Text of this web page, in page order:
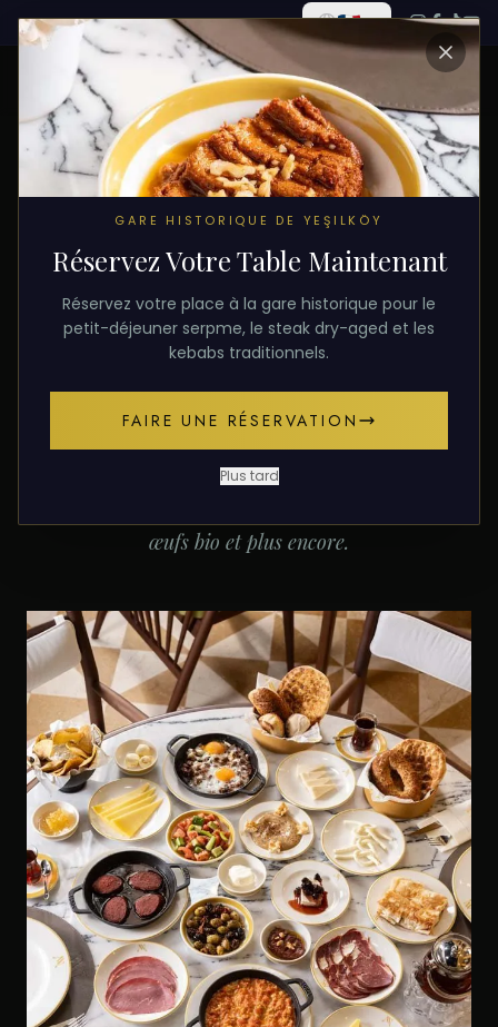
TOUS LES ARTICLES
PETIT-DÉJEUNER 10 décembre 2025
Petit-Déjeuner à Yesilkoy :
Déjeuner Turc
Une expérience de petit-déjeuner inoubliable dans
œufs bio et plus encore.
GARE HISTORIQUE DE YEŞILKÖY
Réservez Votre Table Maintenant
Réservez votre place à la gare historique pour le
petit-déjeuner serpme, le steak dry-aged et les
kebabs traditionnels.
FAIRE UNE RÉSERVATION
Plus tard